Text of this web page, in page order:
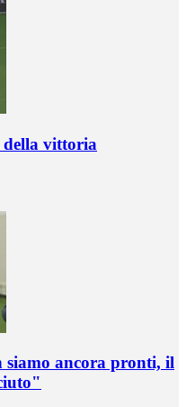
vittoria
ancora pronti, il